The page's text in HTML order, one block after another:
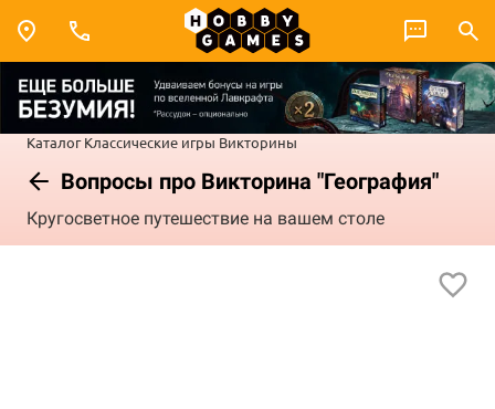
Каталог Классические игры Викторины
Вопросы про Викторина "География"
Кругосветное путешествие на вашем столе